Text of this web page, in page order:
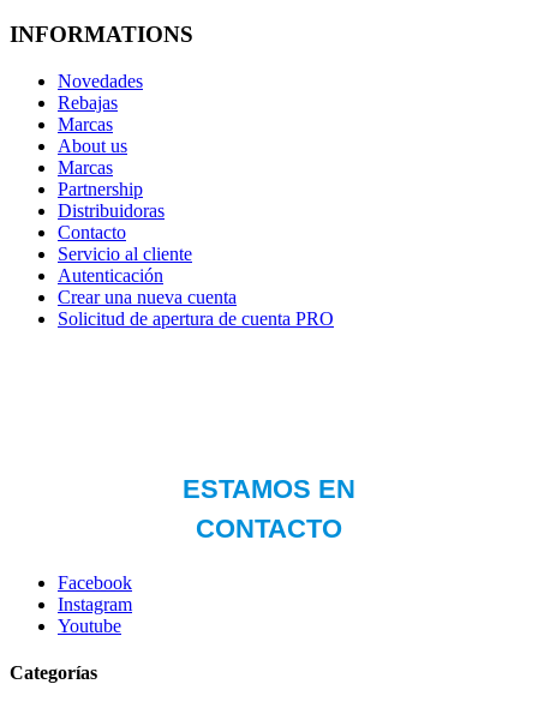
INFORMATIONS
Novedades
Rebajas
Marcas
About us
Marcas
Partnership
Distribuidoras
Contacto
Servicio al cliente
Autenticación
Crear una nueva cuenta
Solicitud de apertura de cuenta PRO
Facebook
Instagram
Youtube
Categorías